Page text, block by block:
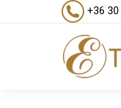
+36 30